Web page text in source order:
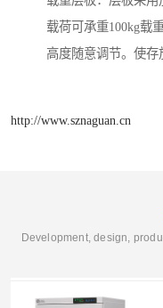
载荷可承重100kg载
高度随意调节。使
http://www.sznaguan.cn
Development, design,